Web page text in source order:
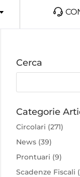
Cerca
Categorie
Circolari (271)
News (39)
Prontuari (9)
Scadenze Fiscali